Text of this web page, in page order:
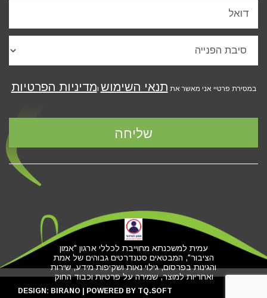
במסירת פרטיי אני מאשר את תנאי השימוש ומדיניות הפרטיות
עמית למשכנתא מחוייבת לכללי ארגון "אמון
הציבור", המבטאים סטנדרטים גבוהים של אמת
והגינות בפרסום, גילוי נאות ושקיפות מידע, שירות
ואחריות למוצר, שמירה על פרטיות וכבוד החוק
DESIGN: BIRANO | POWERED BY TQ.SOFT